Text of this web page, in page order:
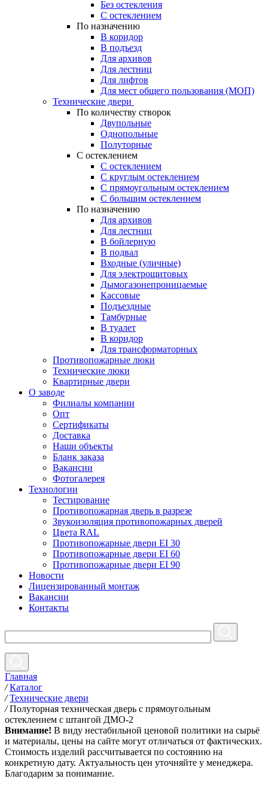
Без остекления
С остеклением
По назначению
В коридор
В подъезд
Для архивов
Для лестниц
Для лифтов
Для мест общего пользования (МОП)
Технические двери
По количеству створок
Двупольные
Однопольные
Полуторные
С остеклением
С остеклением
С круглым остеклением
С прямоугольным остеклением
С большим остеклением
По назначению
Для архивов
Для лестниц
В бойлерную
В подвал
Входные (уличные)
Для электрощитовых
Дымогазонепроницаемые
Кассовые
Подъездные
Тамбурные
В туалет
В коридор
Для трансформаторных
Противопожарные люки
Технические люки
Квартирные двери
О заводе
Филиалы компании
Опт
Сертификаты
Доставка
Наши объекты
Бланк заказа
Вакансии
Фотогалерея
Технологии
Тестирование
Противопожарная дверь в разрезе
Звукоизоляция противопожарных дверей
Цвета RAL
Противопожарные двери EI 30
Противопожарные двери EI 60
Противопожарные двери EI 90
Новости
Лицензированный монтаж
Вакансии
Контакты
Главная
/ Каталог
/ Технические двери
/ Полуторная техническая дверь с прямоугольным
остеклением с штангой ДМО-2
Внимание! В виду нестабильной ценовой политики на сырьё
и материалы, цены на сайте могут отличаться от фактических.
Стоимость изделий рассчитывается по состоянию на
конкретную дату. Актуальность цен уточняйте у менеджера.
Благодарим за понимание.